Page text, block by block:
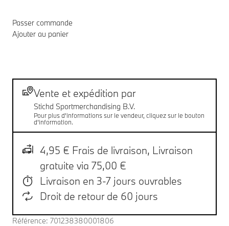
Passer commande
Ajouter au panier
Livraison
Vente et expédition par
Stichd Sportmerchandising B.V.
Pour plus d'informations sur le vendeur, cliquez sur le bouton
d'information.
4,95 € Frais de livraison, Livraison
gratuite via 75,00 €
Livraison en 3-7 jours ouvrables
Droit de retour de 60 jours
Référence: 701238380001806